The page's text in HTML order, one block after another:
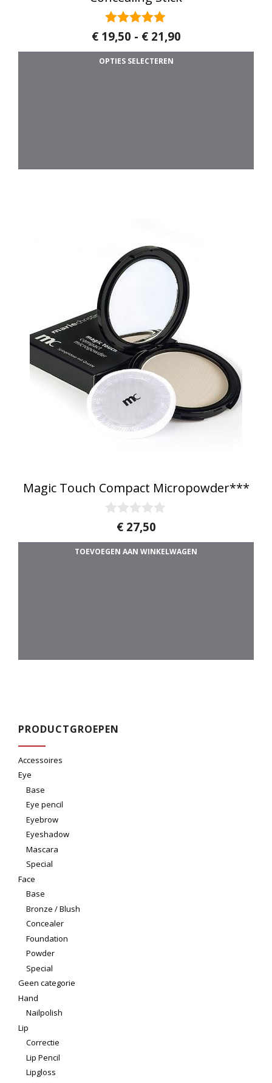
5.00
van 5
€19,50 - €21,90Prijsklasse: €
OPTIES SELECTEREN
Magic Touch Compact Micropowder***
a
n
€27,50
TOEVOEGEN AAN WINKELWAGEN
PRODUCTGROEPEN
Accessoires
Eye
Base
Eye pencil
Eyebrow
Eyeshadow
Mascara
Special
Face
Base
Bronze / Blush
Concealer
Foundation
Powder
Special
Geen categorie
Hand
Nailpolish
Lip
Correctie
Lip Pencil
Lipgloss